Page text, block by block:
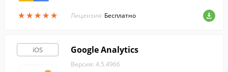
★★★★★
★★★★★ Лицензия: Бесплатно
iOS Google Analytics
Версия: 4.5.4966